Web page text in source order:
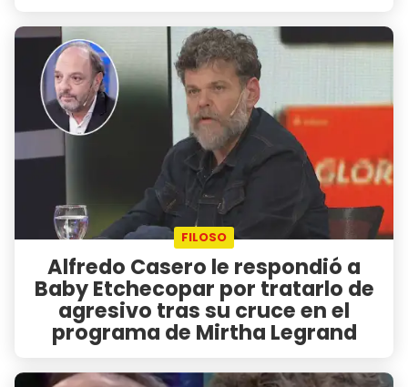
FILOSO
Alfredo Casero le respondió a
Baby Etchecopar por tratarlo de
agresivo tras su cruce en el
programa de Mirtha Legrand